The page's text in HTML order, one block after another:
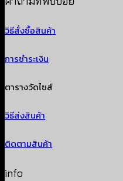
วิธีสั่งซื้อสินค้า
การชำระเงิน
ตารางวัดไซส์
วิธีส่งสินค้า
ติดตามสินค้า
info